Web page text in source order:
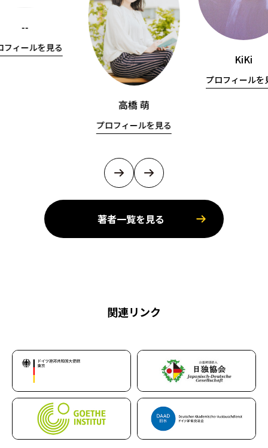
--
フィールを見る
高橋 萌
プロフィールを見る
KiKi
プロフィールを
著者一覧を見る
関連リンク